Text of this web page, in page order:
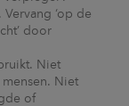
‘op de
door
Niet
Niet
of